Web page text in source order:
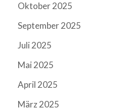
Oktober 2025
September 2025
Juli 2025
Mai 2025
April 2025
März 2025